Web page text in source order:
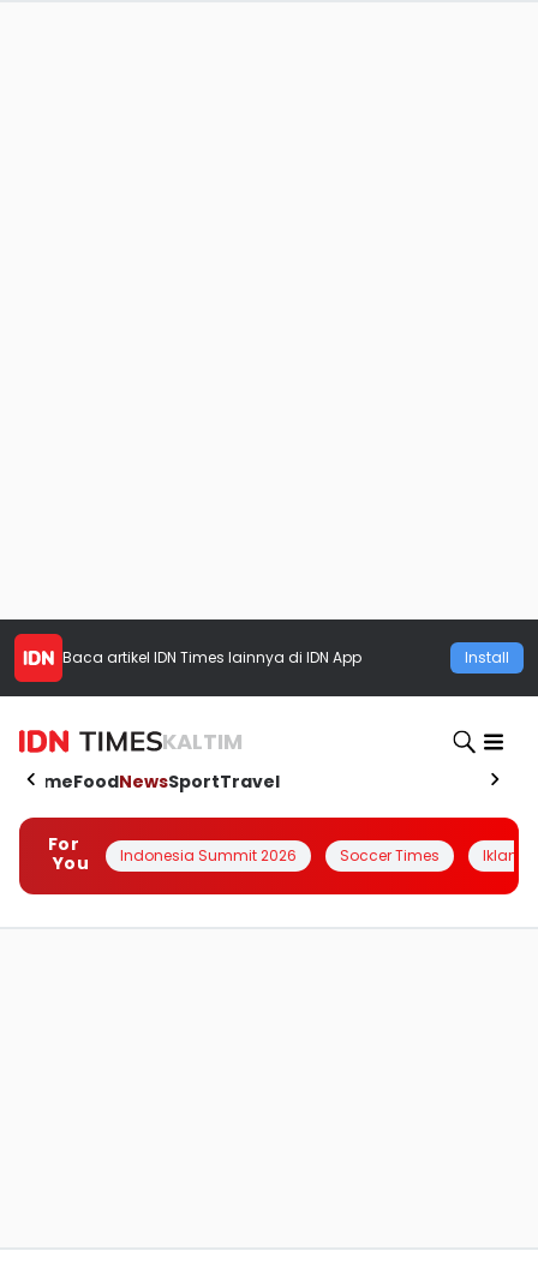
Baca artikel IDN Times lainnya di IDN App Install
KALTIM
HomeFoodNewsSportTravel
For
You
Indonesia Summit 2026 Soccer Times Iklanin